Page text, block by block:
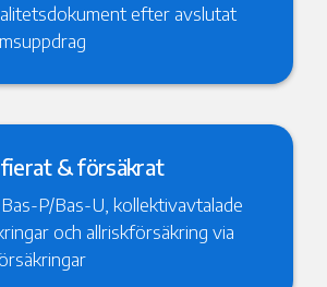
efter avslutat
& försäkrat
P/Bas-U, kollektivavtalade
och allriskförsäkring via